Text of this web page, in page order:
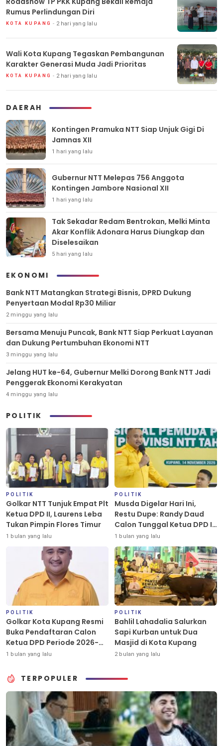
Rumus Perlindungan Diri
KOTA KUPANG 2 hari yang lalu
Wali Kota Kupang Tegaskan Pembangunan
Karakter Generasi Muda Jadi Prioritas
KOTA KUPANG 2 hari yang lalu
DAERAH
Kontingen Pramuka NTT Siap Unjuk Gigi Di
Jamnas XII
1 hari yang lalu
Gubernur NTT Melepas 756 Anggota
Kontingen Jambore Nasional XII
1 hari yang lalu
Tak Sekadar Redam Bentrokan, Melki Minta
Akar Konflik Adonara Harus Diungkap dan
Diselesaikan
5 hari yang lalu
EKONOMI
Bank NTT Matangkan Strategi Bisnis, DPRD Dukung
Penyertaan Modal Rp30 Miliar
2 minggu yang lalu
Bersama Menuju Puncak, Bank NTT Siap Perkuat Layanan
dan Dukung Pertumbuhan Ekonomi NTT
3 minggu yang lalu
Jelang HUT ke-64, Gubernur Melki Dorong Bank NTT Jadi
Penggerak Ekonomi Kerakyatan
4 minggu yang lalu
POLITIK
POLITIK
Golkar NTT Tunjuk Empat Plt
Ketua DPD II, Laurens Leba
Tukan Pimpin Flores Timur
1 bulan yang lalu
POLITIK
Musda Digelar Hari Ini,
Restu Dupe: Randy Daud
Calon Tunggal Ketua DPD II
Golkar Kota Kupang
1 bulan yang lalu
POLITIK
Golkar Kota Kupang Resmi
Buka Pendaftaran Calon
Ketua DPD Periode 2026-
2031
1 bulan yang lalu
POLITIK
Bahlil Lahadalia Salurkan
Sapi Kurban untuk Dua
Masjid di Kota Kupang
2 bulan yang lalu
TERPOPULER